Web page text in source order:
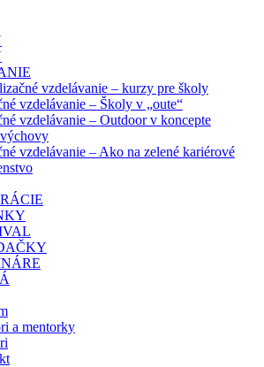
vzdelávanie – kurzy pre školy
vzdelávanie – Školy v „oute“
vzdelávanie – Outdoor v koncepte
vzdelávanie – Ako na zelené kariérové
a mentorky